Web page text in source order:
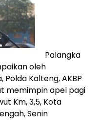
Palangka
oleh
Kalteng, AKBP
memimpin apel pagi
Km, 3,5, Kota
Senin